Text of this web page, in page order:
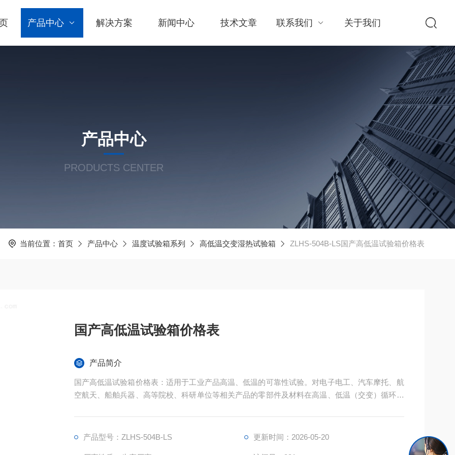
产品中心 解决方案 新闻中心 技术文章 联系我们 关于我们
产品中心
PRODUCTS CENTER
当前位置： 首页 产品中心 温度试验箱系列 高低温交变湿热试验箱 ZLHS-504B-LS国产高低温试验箱价格表
国产高低温试验箱价格表
产品简介
国产高低温试验箱价格表：适用于工业产品高温、低温的可靠性试验。对电子电工、汽车摩托、航
空航天、船舶兵器、高等院校、科研单位等相关产品的零部件及材料在高温、低温（交变）循环变
产品型号：ZLHS-504B-LS 更新时间：2026-05-20